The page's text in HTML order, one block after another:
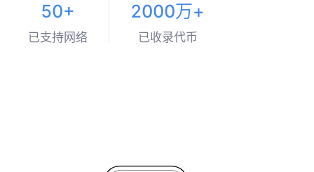
50+
已支持网络
2000万+
已收录代币